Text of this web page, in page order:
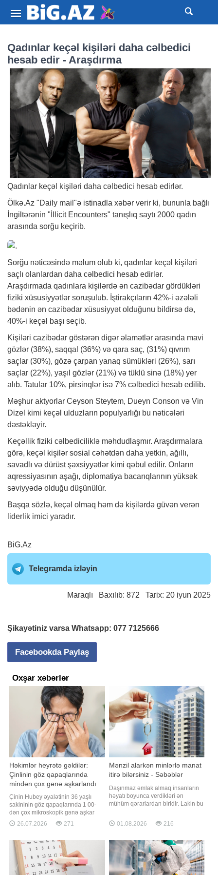
Qadınlar keçəl kişiləri daha cəlbedici
hesab edir - Araşdırma
Qadınlar keçəl kişiləri daha cəlbedici hesab edirlər.
Ölkə.Az "Daily mail"ə istinadla xəbər verir ki, bununla bağlı
İngiltərənin "İllicit Encounters" tanışlıq saytı 2000 qadın
arasında sorğu keçirib.
Sorğu nəticəsində məlum olub ki, qadınlar keçəl kişiləri
saçlı olanlardan daha cəlbedici hesab edirlər.
Araşdırmada qadınlara kişilərdə ən cazibədar gördükləri
fiziki xüsusiyyətlər soruşulub. İştirakçıların 42%-i əzələli
bədənin ən cazibədar xüsusiyyət olduğunu bildirsə də,
40%-i keçəl başı seçib.
Kişiləri cazibədar göstərən digər əlamətlər arasında mavi
gözlər (38%), saqqal (36%) və qara saç, (31%) qıvrım
saçlar (30%), gözə çarpan yanaq sümükləri (26%), sarı
saçlar (22%), yaşıl gözlər (21%) və tüklü sinə (18%) yer
alıb. Tatular 10%, pirsinqlər isə 7% cəlbedici hesab edilib.
Məşhur aktyorlar Ceyson Steytem, Dueyn Conson və Vin
Dizel kimi keçəl ulduzların populyarlığı bu nəticələri
dəstəkləyir.
Keçəllik fiziki cəlbediciliklə məhdudlaşmır. Araşdırmalara
görə, keçəl kişilər sosial cəhətdən daha yetkin, ağıllı,
savadlı və dürüst şəxsiyyətlər kimi qəbul edilir. Onların
aqressiyasının aşağı, diplomatiya bacarıqlarının yüksək
səviyyədə olduğu düşünülür.
Başqa sözlə, keçəl olmaq həm də kişilərdə güvən verən
liderlik imici yaradır.
BiG.Az
Telegramda izləyin
Maraqlı Baxılıb: 872 Tarix: 20 iyun 2025
Şikayətiniz varsa Whatsapp: 077 7125666
Facebookda Paylaş
Oxşar xəbərlər
Həkimlər heyrətə gəldilər:
Çinlinin göz qapaqlarında
mindən çox gənə aşkarlandı
Çinin Hubey əyalətinin 36 yaşlı
sakininin göz qapaqlarında 1 00-
dən çox mikroskopik gənə aşkar
edilib. xəbər verir ki, bu barədə
"South China Morning Post" nəşri
təxminən yarım il ərzində göz
quruluğu, qaşınma və göz
qapaqlarında yapışqanlıq hissindən
əziyyə
26.07.2026 271
Mənzil alarkən minlərlə manat
itirə bilərsiniz - Səbəblər
Daşınmaz əmlak almaq insanların
həyatı boyunca verdikləri ən
mühüm qərarlardan biridir. Lakin bu
bir səhv sonradan həm ciddi maddi
zərərə, həm də uzunmüddətli
BİG.AZ -a istinadla xəbər verir ki,
alıcıların böyük əksəriyyəti eyn
01.08.2026 216